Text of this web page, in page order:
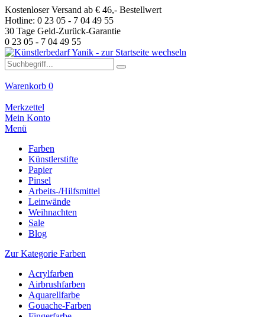
Kostenloser Versand ab € 46,- Bestellwert
Hotline: 0 23 05 - 7 04 49 55
30 Tage Geld-Zurück-Garantie
0 23 05 - 7 04 49 55
Warenkorb 0
Merkzettel
Mein Konto
Menü
Farben
Künstlerstifte
Papier
Pinsel
Arbeits-/Hilfsmittel
Leinwände
Weihnachten
Sale
Blog
Zur Kategorie Farben
Acrylfarben
Airbrushfarben
Aquarellfarbe
Gouache-Farben